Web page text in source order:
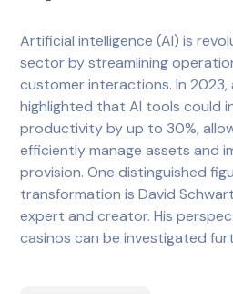
Artificial intelligence (AI) is
sector by streamlining
customer interactions. In 2023,
highlighted that AI tools could
productivity by up to 30%,
efficiently manage assets and
provision. One distinguished
transformation is David
expert and creator. His
casinos can be investigated